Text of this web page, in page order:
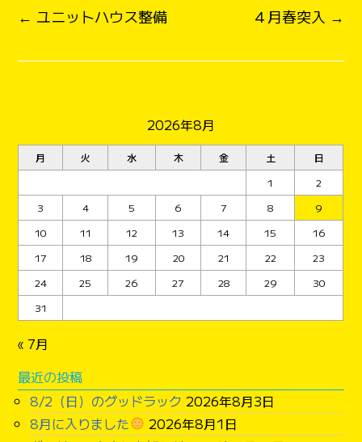
← ユニットハウス整備 ４月春突入 →
2026年8月
月 火 水 木 金 土
日
1
2
3
4 5 6 7 8
9
10
11 12 13 14 15
16
17
18 19 20 21 22
23
24
25 26 27 28 29
30
31
« 7月
最近の投稿
8/2（日）のグッドラック 2026年8月3日
8月に入りました
2026年8月1日